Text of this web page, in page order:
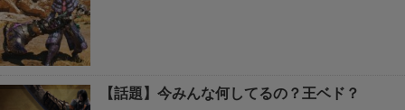
【話題】今みんな何してるの？王ベド？